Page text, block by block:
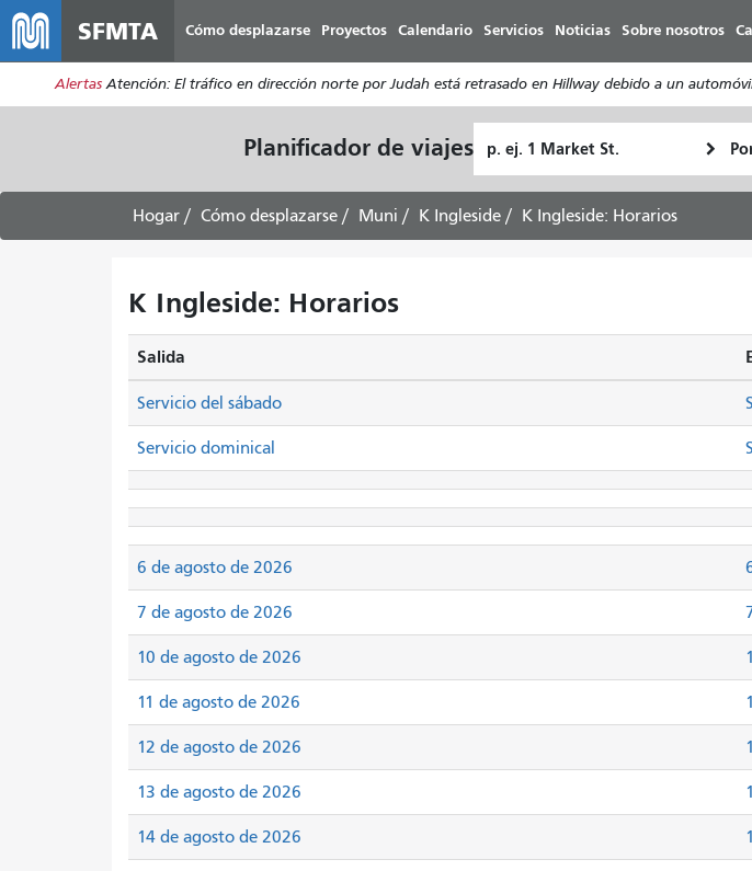
al
SFMTA Cómo desplazarse Proyectos Calendario Servicios Noticias Sobre nosotros
Alertas Atención: El tráfico en dirección norte por Judah está retrasado en Hillway debido a un
Planificador de viajes de
partida
Hogar Cómo desplazarse Muni K Ingleside K Ingleside: Horarios
K Ingleside: Horarios
Salida
Servicio del sábado
Servicio dominical
6 de agosto de 2026
7 de agosto de 2026
10 de agosto de 2026
11 de agosto de 2026
12 de agosto de 2026
13 de agosto de 2026
14 de agosto de 2026